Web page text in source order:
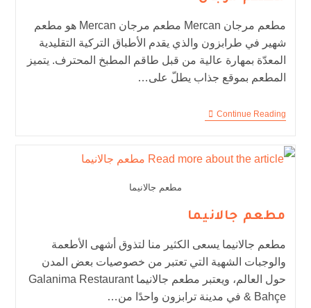
مطعم مرجان Mercan مطعم مرجان Mercan هو مطعم
شهير في طرابزون والذي يقدم الأطباق التركية التقليدية
المعدّة بمهارة عالية من قبل طاقم المطبخ المحترف. يتميز
المطعم بموقع جذاب يطلّ على…
Continue Reading
مطعم جالانيما
مطعم جالانيما
مطعم جالانيما يسعى الكثير منا لتذوق أشهى الأطعمة
والوجبات الشهية التي تعتبر من خصوصيات بعض المدن
حول العالم، ويعتبر مطعم جالانيما Galanima Restaurant
& Bahçe في مدينة ترابزون واحدًا من…